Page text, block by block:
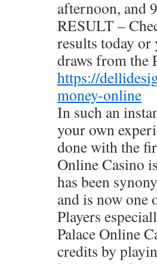
afternoon, and
RESULT –
results today or
draws from the
https://
money-online
In such an
your own
done with the
Online Casino
has been
and is now one
Players
Palace Online
credits by